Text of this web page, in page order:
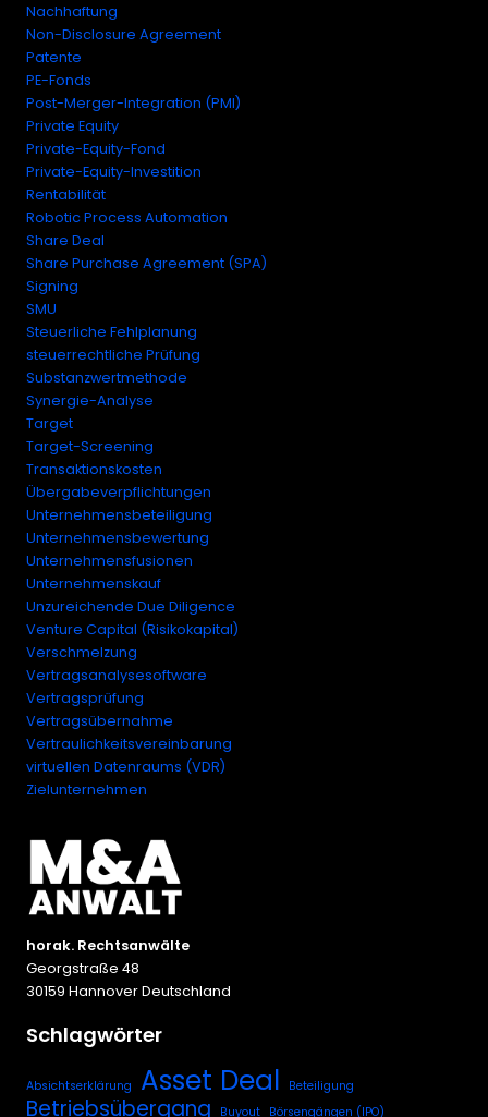
Nachhaftung
Non-Disclosure Agreement
Patente
PE-Fonds
Post-Merger-Integration (PMI)
Private Equity
Private-Equity-Fond
Private-Equity-Investition
Rentabilität
Robotic Process Automation
Share Deal
Share Purchase Agreement (SPA)
Signing
SMU
Steuerliche Fehlplanung
steuerrechtliche Prüfung
Substanzwertmethode
Synergie-Analyse
Target
Target-Screening
Transaktionskosten
Übergabeverpflichtungen
Unternehmensbeteiligung
Unternehmensbewertung
Unternehmensfusionen
Unternehmenskauf
Unzureichende Due Diligence
Venture Capital (Risikokapital)
Verschmelzung
Vertragsanalysesoftware
Vertragsprüfung
Vertragsübernahme
Vertraulichkeitsvereinbarung
virtuellen Datenraums (VDR)
Zielunternehmen
horak. Rechtsanwälte
Georgstraße 48
30159 Hannover Deutschland
Schlagwörter
Absichtserklärung Asset Deal Beteiligung
Betriebsübergang Buyout Börsengängen (IPO)